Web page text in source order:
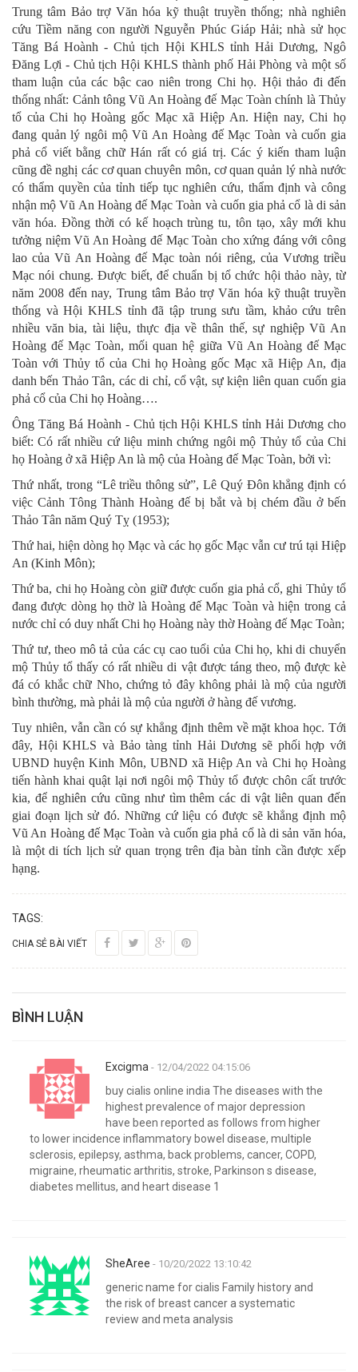
Trung tâm Bảo trợ Văn hóa kỹ thuật truyền thống; nhà nghiên
cứu Tiềm năng con người Nguyễn Phúc Giáp Hải; nhà sử học
Tăng Bá Hoành - Chủ tịch Hội KHLS tỉnh Hải Dương, Ngô
Đăng Lợi - Chủ tịch Hội KHLS thành phố Hải Phòng và một số
tham luận của các bậc cao niên trong Chi họ. Hội thảo đi đến
thống nhất: Cảnh tông Vũ An Hoàng đế Mạc Toàn chính là Thủy
tổ của Chi họ Hoàng gốc Mạc xã Hiệp An. Hiện nay, Chi họ
đang quản lý ngôi mộ Vũ An Hoàng đế Mạc Toàn và cuốn gia
phả cổ viết bằng chữ Hán rất có giá trị. Các ý kiến tham luận
cũng đề nghị các cơ quan chuyên môn, cơ quan quản lý nhà nước
có thẩm quyền của tỉnh tiếp tục nghiên cứu, thẩm định và công
nhận mộ Vũ An Hoàng đế Mạc Toàn và cuốn gia phả cổ là di sản
văn hóa. Đồng thời có kế hoạch trùng tu, tôn tạo, xây mới khu
tưởng niệm Vũ An Hoàng đế Mạc Toàn cho xứng đáng với công
lao của Vũ An Hoàng đế Mạc toàn nói riêng, của Vương triều
Mạc nói chung. Được biết, để chuẩn bị tổ chức hội thảo này, từ
năm 2008 đến nay, Trung tâm Bảo trợ Văn hóa kỹ thuật truyền
thống và Hội KHLS tỉnh đã tập trung sưu tầm, khảo cứu trên
nhiều văn bia, tài liệu, thực địa về thân thế, sự nghiệp Vũ An
Hoàng đế Mạc Toàn, mối quan hệ giữa Vũ An Hoàng đế Mạc
Toàn với Thủy tổ của Chi họ Hoàng gốc Mạc xã Hiệp An, địa
danh bến Thảo Tân, các di chỉ, cổ vật, sự kiện liên quan cuốn gia
phả cổ của Chi họ Hoàng….
Ông Tăng Bá Hoành - Chủ tịch Hội KHLS tỉnh Hải Dương cho
biết: Có rất nhiều cứ liệu minh chứng ngôi mộ Thủy tổ của Chi
họ Hoàng ở xã Hiệp An là mộ của Hoàng đế Mạc Toàn, bởi vì:
Thứ nhất, trong “Lê triều thông sử”, Lê Quý Đôn khẳng định có
việc Cảnh Tông Thành Hoàng đế bị bắt và bị chém đầu ở bến
Thảo Tân năm Quý Tỵ (1953);
Thứ hai, hiện dòng họ Mạc và các họ gốc Mạc vẫn cư trú tại Hiệp
An (Kinh Môn);
Thứ ba, chi họ Hoàng còn giữ được cuốn gia phả cổ, ghi Thủy tổ
đang được dòng họ thờ là Hoàng đế Mạc Toàn và hiện trong cả
nước chỉ có duy nhất Chi họ Hoàng này thờ Hoàng đế Mạc Toàn;
Thứ tư, theo mô tả của các cụ cao tuổi của Chi họ, khi di chuyển
mộ Thủy tổ thấy có rất nhiều di vật được táng theo, mộ được kè
đá có khắc chữ Nho, chứng tỏ đây không phải là mộ của người
bình thường, mà phải là mộ của người ở hàng đế vương.
Tuy nhiên, vẫn cần có sự khẳng định thêm về mặt khoa học. Tới
đây, Hội KHLS và Bảo tàng tỉnh Hải Dương sẽ phối hợp với
UBND huyện Kinh Môn, UBND xã Hiệp An và Chi họ Hoàng
tiến hành khai quật lại nơi ngôi mộ Thủy tổ được chôn cất trước
kia, để nghiên cứu cũng như tìm thêm các di vật liên quan đến
giai đoạn lịch sử đó. Những cứ liệu có được sẽ khẳng định mộ
Vũ An Hoàng đế Mạc Toàn và cuốn gia phả cổ là di sản văn hóa,
là một di tích lịch sử quan trọng trên địa bàn tỉnh cần được xếp
hạng.
TAGS:
CHIA SẺ BÀI VIẾT
BÌNH LUẬN
Excigma - 12/04/2022 04:15:06
buy cialis online india The diseases with the
highest prevalence of major depression
have been reported as follows from higher
to lower incidence inflammatory bowel disease, multiple
sclerosis, epilepsy, asthma, back problems, cancer, COPD,
migraine, rheumatic arthritis, stroke, Parkinson s disease,
diabetes mellitus, and heart disease 1
SheAree - 10/20/2022 13:10:42
generic name for cialis Family history and
the risk of breast cancer a systematic
review and meta analysis